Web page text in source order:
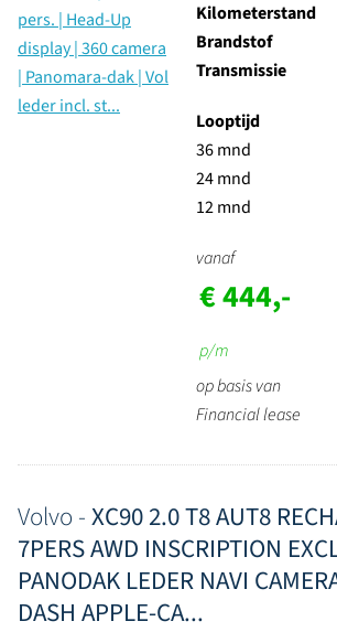
Kilometerstand
Brandstof
Transmissie
Looptijd
36 mnd
24 mnd
12 mnd
vanaf
€ 444,-
p/m
op basis van
Financial lease
Volvo -XC90 2.0 T8 AUT8
7PERS AWD INSCRIPTION
PANODAK LEDER NAVI
DASH APPLE-CA...